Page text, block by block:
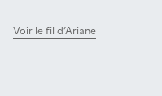
Voir le fil d’Ariane